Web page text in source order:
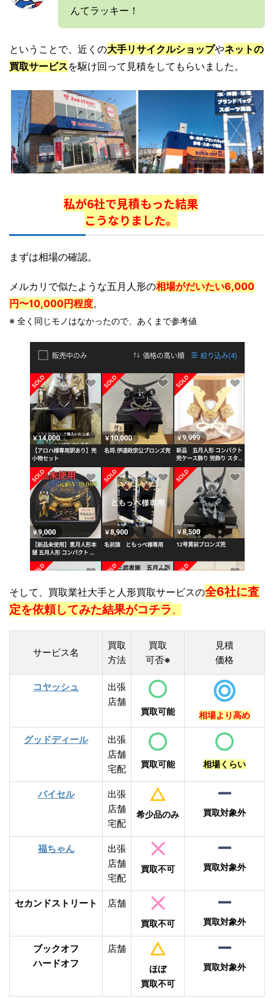
んてラッキー！
ということで、近くの大手リサイクルショップやネットの
買取サービスを駆け回って見積をしてもらいました。
私が6社で見積もった結果
こうなりました。
まずは相場の確認。
メルカリで似たような五月人形の相場がだいたい6,000
円〜10,000円程度。
※ 全く同じモノはなかったので、あくまで参考値
そして、買取業社大手と人形買取サービスの全6社に査
定を依頼してみた結果がコチラ。
サービス名
買取
方法
買取
可否※
見積
価格
コヤッシュ
出張
店舗
買取可能 相場より高め
グッドディール
出張
店舗
宅配
買取可能 相場くらい
バイセル
出張
店舗
宅配
希少品のみ 買取対象外
福ちゃん
出張
店舗
宅配
買取不可 買取対象外
セカンドストリート 店舗
買取不可 買取対象外
ブックオフ
ハードオフ
店舗
ほぼ
買取不可
買取対象外